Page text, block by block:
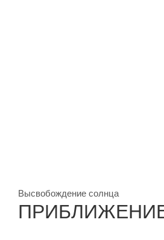
Высвобождение солнца